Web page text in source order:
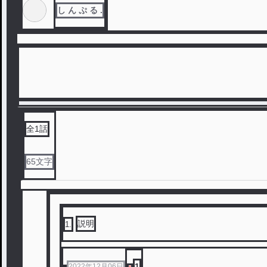
し ん ぷ る .
全1話
65文字
1 説明